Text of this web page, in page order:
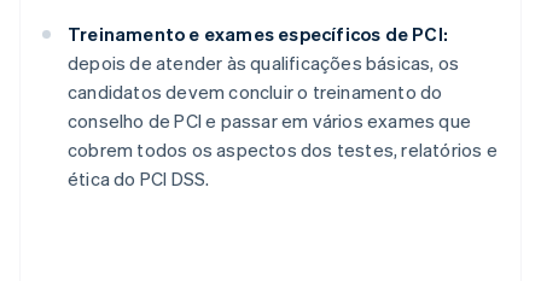
Treinamento e exames específicos de PCI:
depois de atender às qualificações básicas, os
candidatos devem concluir o treinamento do
conselho de PCI e passar em vários exames que
cobrem todos os aspectos dos testes, relatórios e
ética do PCI DSS.